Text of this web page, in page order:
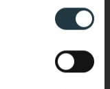
auch